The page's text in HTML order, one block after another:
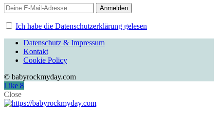
Ich habe die Datenschutzerklärung gelesen
Datenschutz & Impressum
Kontakt
Cookie Policy
© babyrockmyday.com
Like 8
Close